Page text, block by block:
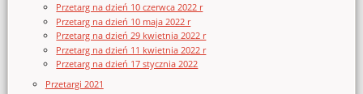
Przetarg na dzień 10 czerwca 2022 r
Przetarg na dzień 10 maja 2022 r
Przetarg na dzień 29 kwietnia 2022 r
Przetarg na dzień 11 kwietnia 2022 r
Przetarg na dzień 17 stycznia 2022
Przetargi 2021